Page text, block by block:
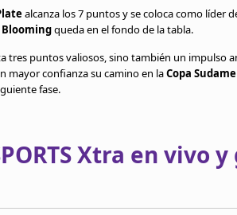
alcanza los 7 puntos y se coloca como líder
Bloomingqueda en el fondo de la tabla.
tres puntos valiosos, sino también un impulso
mayor confianza su camino en laCopa
fase.
Xtra en vivo